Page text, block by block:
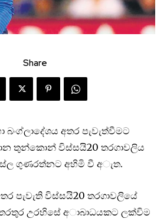
Share
බංග්ලාදේශය අතර පැවැත්වීමට
තුන්කොන් විස්සයි20 තරගාවලිය
ගුණරත්නට අහිමි වී අැත.
පැවැති විස්සයි20 තරගාවලියේ
උරහිසේ අාබාධයකට ලක්විම